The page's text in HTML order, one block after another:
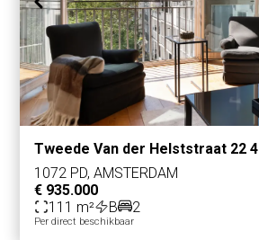
Tweede Van der Helststraat 22 4
1072 PD, AMSTERDAM
€ 935.000
111 m²
B 2
Per direct beschikbaar